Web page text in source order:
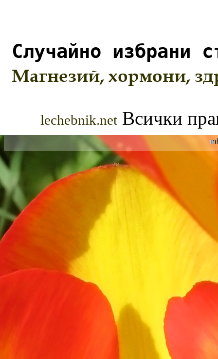
Случайно избрани
Магнезий, хормони,
lechebnik.netВсички